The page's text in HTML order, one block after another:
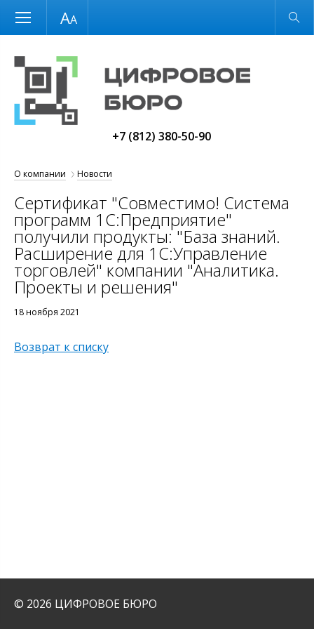
Размер шрифта Обычная версия
+7 (812) 380-50-90
О компании Новости
Сертификат "Совместимо! Система
программ 1С:Предприятие"
получили продукты: "База знаний.
Расширение для 1С:Управление
торговлей" компании "Аналитика.
Проекты и решения"
18 ноября 2021
Возврат к списку
© 2026 ЦИФРОВОЕ БЮРО